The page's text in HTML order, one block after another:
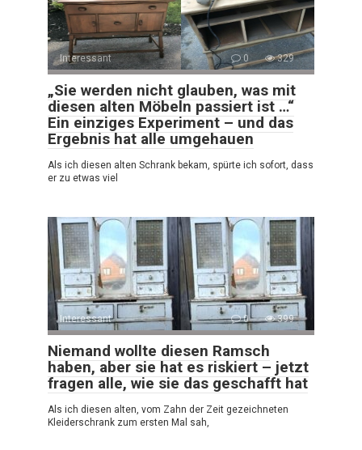
Interessant 0 329
„Sie werden nicht glauben, was mit
diesen alten Möbeln passiert ist …“
Ein einziges Experiment – und das
Ergebnis hat alle umgehauen
Als ich diesen alten Schrank bekam, spürte ich sofort, dass
er zu etwas viel
Interessant 0 399
Niemand wollte diesen Ramsch
haben, aber sie hat es riskiert – jetzt
fragen alle, wie sie das geschafft hat
Als ich diesen alten, vom Zahn der Zeit gezeichneten
Kleiderschrank zum ersten Mal sah,